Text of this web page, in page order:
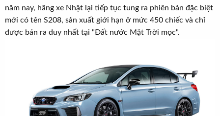
r
năm nay, hãng xe Nhật lại tiếp tục tung ra phiên bản đặc biệt
mới có tên S208, sản xuất giới hạn ở mức 450 chiếc và chỉ
được bán ra duy nhất tại "Đất nước Mặt Trời mọc".